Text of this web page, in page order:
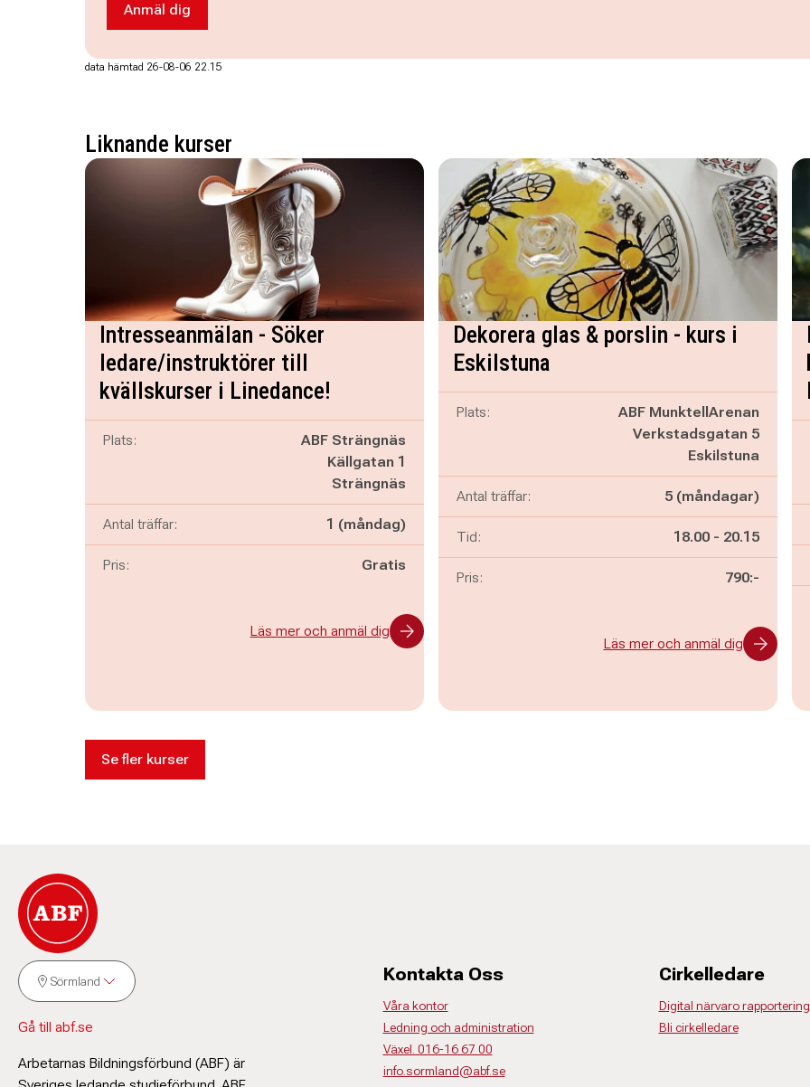
Anmäl dig till Nålbindning för nybörjare - i Eskilstuna
Anmäl dig
data hämtad 26-08-06 22.15
Liknande kurser
Intresseanmälan - Söker
ledare/instruktörer till
kvällskurser i Linedance!
Plats:
ABF Strängnäs
Källgatan 1
Strängnäs
Antal träffar: 1 (måndag)
Pris: Gratis
Läs mer och anmäl dig
Dekorera glas & porslin - kurs i
Eskilstuna
Plats:
ABF MunktellArenan
Verkstadsgatan 5
Eskilstuna
Antal träffar: 5 (måndagar)
Tid: Pågår mellan
18.00 - och
20.15
Pris: 790:-
Läs mer och anmäl dig
Se fler kurser
Sörmland
Gå till abf.se
Arbetarnas Bildningsförbund (ABF) är
Kontakta Oss
Våra kontor
Ledning och administration
Växel. 016-16 67 00
info.sormland@abf.se
Cirkelledare
Digital närvaro
Bli cirkelledare